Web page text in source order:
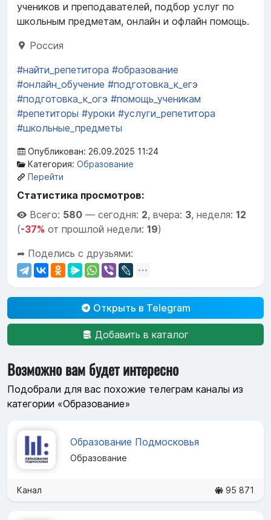
учеников и преподавателей, подбор услуг по
школьным предметам, онлайн и офлайн помощь.
Россия
#найти_репетитора #образование
#онлайн_обучение #подготовка_к_егэ
#подготовка_к_огэ #помощь_ученикам
#репетиторы #уроки #услуги_репетитора
#школьные_предметы
Опубликован: 26.09.2025 11:24
Категория: Образование
Перейти
Статистика просмотров:
Всего: 580 — сегодня: 2, вчера: 3, неделя: 12
(-37% от прошлой недели: 19)
➦ Поделись с друзьями:
Открыть в Telegram
Добавить в каталог
Возможно вам будет интересно
Подобрали для вас похожие телеграм каналы из
категории «Образование»
Образование Подмосковья
Образование
Канал 95 871